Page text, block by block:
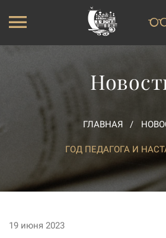
ГЛАВНАЯ
ГОД ПЕДАГОГА И
19 июня 2023